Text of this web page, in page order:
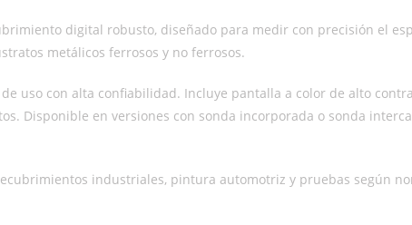
digital robusto, diseñado para medir con precisión el
metálicos ferrosos y no ferrosos.
uso con alta confiabilidad. Incluye pantalla a color de alto
Disponible en versiones con sonda incorporada o sonda
industriales, pintura automotriz y pruebas según